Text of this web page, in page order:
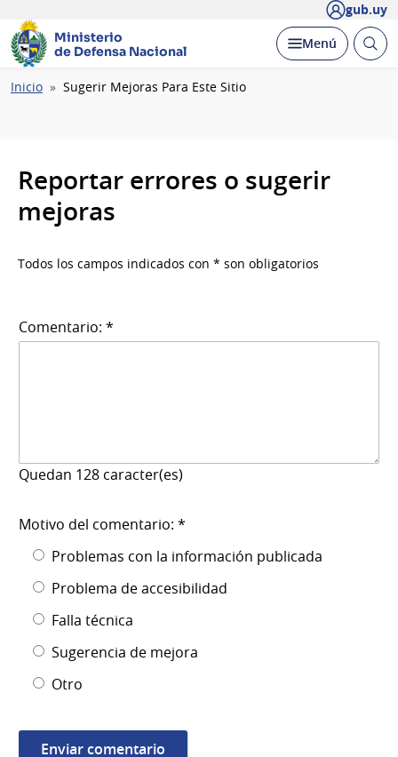
gub.uy
Ministerio
de Defensa Nacional
Desplegar
Menú Abrir
Ruta
Inicio Sugerir Mejoras Para Este Sitio
Reportar errores o sugerir
mejoras
Todos los campos indicados con * son obligatorios
Comentario: *
Quedan 128 caracter(es)
Motivo del comentario: *
Problemas con la información publicada
Problema de accesibilidad
Falla técnica
Sugerencia de mejora
Otro